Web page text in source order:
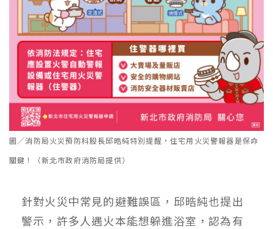
圖／消防局火災預防科股長邱晧純特別提醒，住宅用火災警報器是保命
關鍵！（新北市政府消防局提供）
針對火災中常見的避難誤區，邱晧純也提出
警示，許多人遇火本能想躲進浴室，認為有